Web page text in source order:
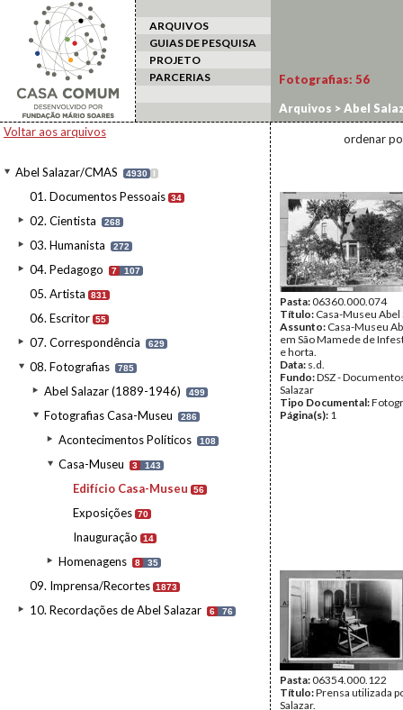
ARQUIVOS
GUIAS DE PESQUISA
PROJETO
PARCERIAS
Voltar aos arquivos
Abel Salazar/CMAS 4930 I
01. Documentos Pessoais 34
02. Cientista 268
03. Humanista 272
04. Pedagogo 7 107
05. Artista 831
06. Escritor 55
07. Correspondência 629
08. Fotografias 785
Abel Salazar (1889-1946) 499
Fotografias Casa-Museu 286
Acontecimentos Políticos 108
Casa-Museu 3 143
Edifício Casa-Museu 56
Exposições 70
Inauguração 14
Homenagens 8 35
09. Imprensa/Recortes 1873
10. Recordações de Abel Salazar 6 76
Fotografias: 56
Arquivos >Abel
Museu
ordenar
Pasta:06360.000.074
Título: Casa-Museu Abel
Assunto: Casa-Museu
em São Mamede de
e horta.
Data: s.d.
Fundo:DSZ -
Salazar
Tipo Documental:
Página(s): 1
Pasta:06354.000.122
Título:Prensa utilizada
Salazar.